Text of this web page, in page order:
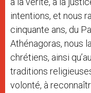
intentions, et nous
cinquante ans, du
Athénagoras, nous
chrétiens, ainsi
traditions
volonté, à